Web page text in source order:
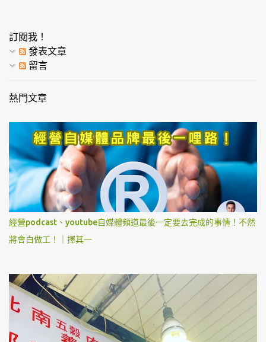
訂閱我！
發表文章
留言
熱門文章
經營podcast、youtube自媒體頻道最後一定要去完成的事情！不然
將會白做工！｜擇其一